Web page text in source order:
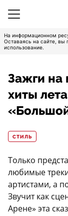
На информационном
Оставаясь на сайте, вы
использование.
Зажги на
хиты
СТИЛЬ
Только
любимые
артистами, а
Звучит как
Арене» эта